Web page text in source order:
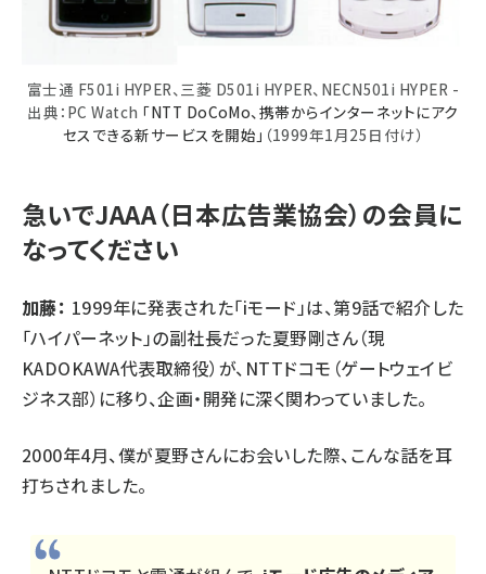
富士通 F501i HYPER、三菱 D501i HYPER、NECN501i HYPER -
出典：PC Watch 「NTT DoCoMo、携帯からインターネットにアク
セスできる新サービスを開始」 （1999年1月25日付け）
急いでJAAA（日本広告業協会）の会員に
なってください
加藤： 1999年に発表された「iモード」は、第9話で紹介した
「ハイパーネット」の副社長だった夏野剛さん（現
KADOKAWA代表取締役）が、NTTドコモ（ゲートウェイビ
ジネス部）に移り、企画・開発に深く関わっていました。
2000年4月、僕が夏野さんにお会いした際、こんな話を耳
打ちされました。